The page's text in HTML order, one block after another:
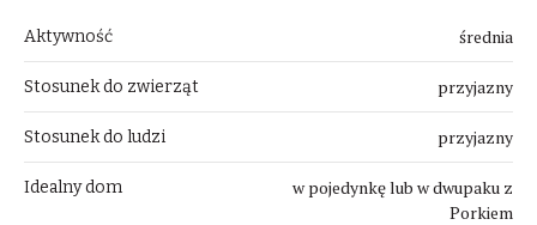
Aktywność średnia
Stosunek do zwierząt przyjazny
Stosunek do ludzi przyjazny
Idealny dom
w pojedynkę lub w dwupaku z
Porkiem